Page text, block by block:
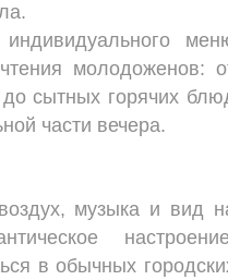
молодоженов:
сытных горячих
части вечера.
музыка и вид
в обычных